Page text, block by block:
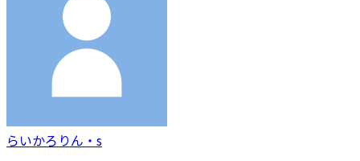
らいかろりん・s